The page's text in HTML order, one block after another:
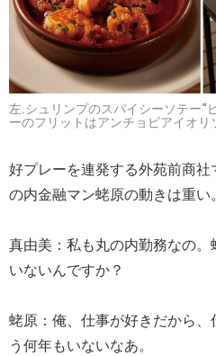
左.シュリンプのスパイシーソテー“
ーのフリットはアンチョビアイオリ
好プレーを連発する外苑前商
の内金融マン蛯原の動きは重い。
真由美：私も丸の内勤務なの
いないんですか？
蛯原：俺、仕事が好きだから
う何年もいないなあ。